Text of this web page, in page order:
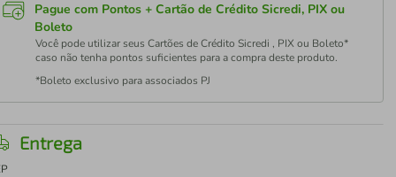
Pague com Pontos + Cartão de Crédito Sicredi, PIX ou
Boleto
Você pode utilizar seus Cartões de Crédito Sicredi , PIX ou Boleto*
caso não tenha pontos suficientes para a compra deste produto.
*Boleto exclusivo para associados PJ
Entrega